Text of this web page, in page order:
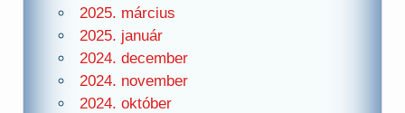
2025. március
2025. január
2024. december
2024. november
2024. október